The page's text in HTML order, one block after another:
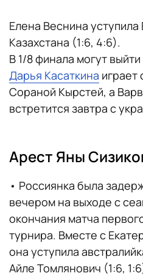
Елена Веснина
Казахстана (1:6, 4:6).
В 1/8 финала могут
Дарья Касаткина играет
Сораной Кырстей, а
встретится завтра с
Арест Яны
• Россиянка была
вечером на выходе с
окончания матча
турнира. Вместе с
она уступила
Айле Томлянович (1:6,